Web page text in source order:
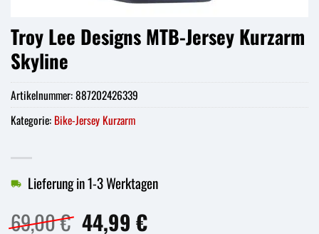
Troy Lee Designs MTB-Jersey Kurzarm
Skyline
69,00€ Ursprünglicher
44,99 €Aktueller
Lieferung in 1-3 Werktagen
Artikelnummer:887202426339
Kategorie: Bike-Jersey Kurzarm